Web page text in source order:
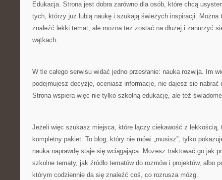
Edukacja. Strona jest dobra zarówno dla osób, które chcą
tych, którzy już lubią naukę i szukają świeżych inspiracji. Można
znaleźć lekki temat, ale można też zostać na dłużej i zanurzyć
wątkach.
W tle całego serwisu widać jedno przesłanie: nauka rozwija. Im
podejmujesz decyzje, oceniasz informacje, nie dajesz się nabrać
Strona wspiera więc nie tylko szkolną edukację, ale też
Jeżeli więc szukasz miejsca, które łączy ciekawość z lekkością,
kompletny pakiet. To blog, który nie mówi „musisz”, tylko
nauka naprawdę staje się wciągająca. Możesz traktować go jak
szkolne tematy, jak źródło tematów do rozmów i projektów, albo
którym codziennie da się znaleźć coś, co rozrusza mózg.